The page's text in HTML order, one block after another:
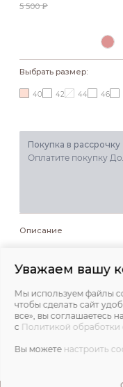
5 500 ₽
Выбрать размер:
40 42 44 46
Покупка в рассрочку
Оплатите покупку
Описание
Состав и уход
Обмеры
Уважаем вашу
Мы используем файлы
чтобы сделать сайт
все», вы соглашаетесь
с Политикой
Вы можете настроить